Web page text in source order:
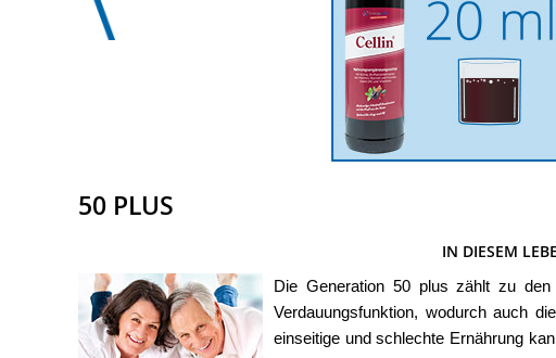
50 PLUS
IN DIESEM
Die Generation 50 plus zählt zu
Verdauungsfunktion, wodurch auch
einseitige und schlechte Ernährung